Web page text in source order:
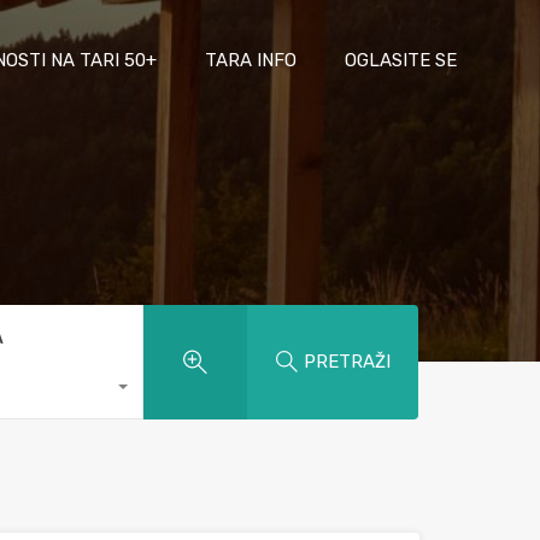
NA TARI 50+ TARA INFO OGLASITE SE
PRETRAŽI